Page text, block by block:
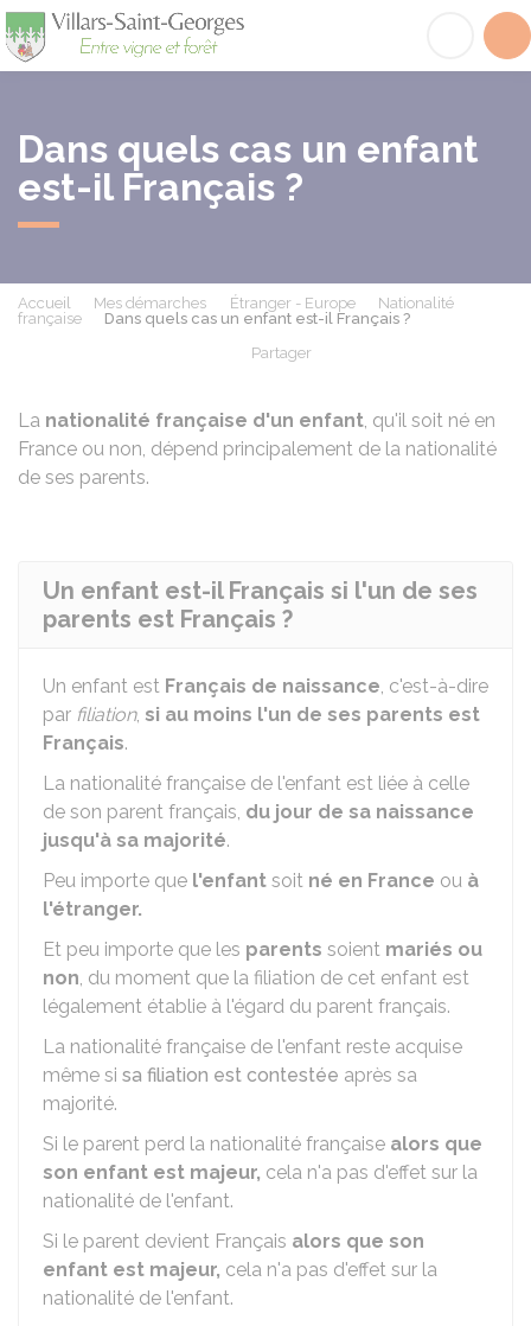
Dans quels cas un enfant
est-il Français ?
Accueil Mes démarches Étranger - Europe
Nationalité
française
Dans quels cas un enfant est-il Français ?
Partager
La nationalité française d'un enfant, qu'il soit né en
France ou non, dépend principalement de la nationalité
de ses parents.
Un enfant est-il Français si l'un de ses
parents est Français ?
Un enfant est Français de naissance, c'est-à-dire
par filiation, si au moins l'un de ses parents est
Français.
La nationalité française de l'enfant est liée à celle
de son parent français, du jour de sa naissance
jusqu'à sa majorité.
Peu importe que l'enfant soit né en France ou à
l'étranger.
Et peu importe que les parents soient mariés ou
non, du moment que la filiation de cet enfant est
légalement établie à l'égard du parent français.
La nationalité française de l'enfant reste acquise
même si sa filiation est contestée après sa
majorité.
Si le parent perd la nationalité française alors que
son enfant est majeur, cela n'a pas d'effet sur la
nationalité de l'enfant.
Si le parent devient Français alors que son
enfant est majeur, cela n'a pas d'effet sur la
nationalité de l'enfant.